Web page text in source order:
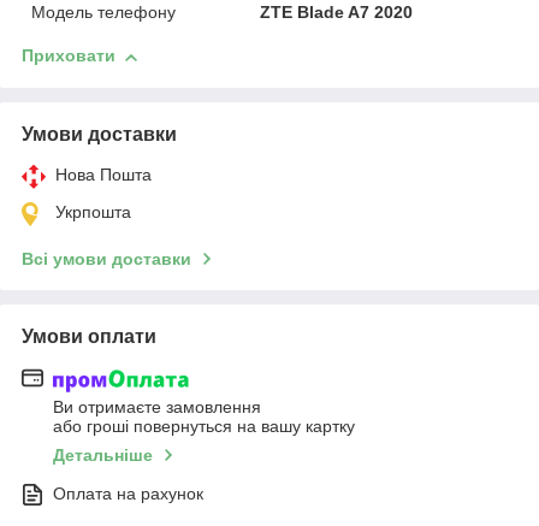
Модель телефону
ZTE Blade A7 2020
Приховати
Умови доставки
Нова Пошта
Укрпошта
Всі умови доставки
Умови оплати
Ви отримаєте замовлення
або гроші повернуться на вашу картку
Детальніше
Оплата на рахунок